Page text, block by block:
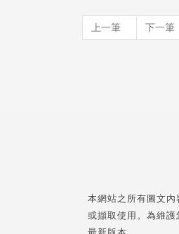
上一筆 下一筆
本網站之所有圖文
或擷取使用。為維